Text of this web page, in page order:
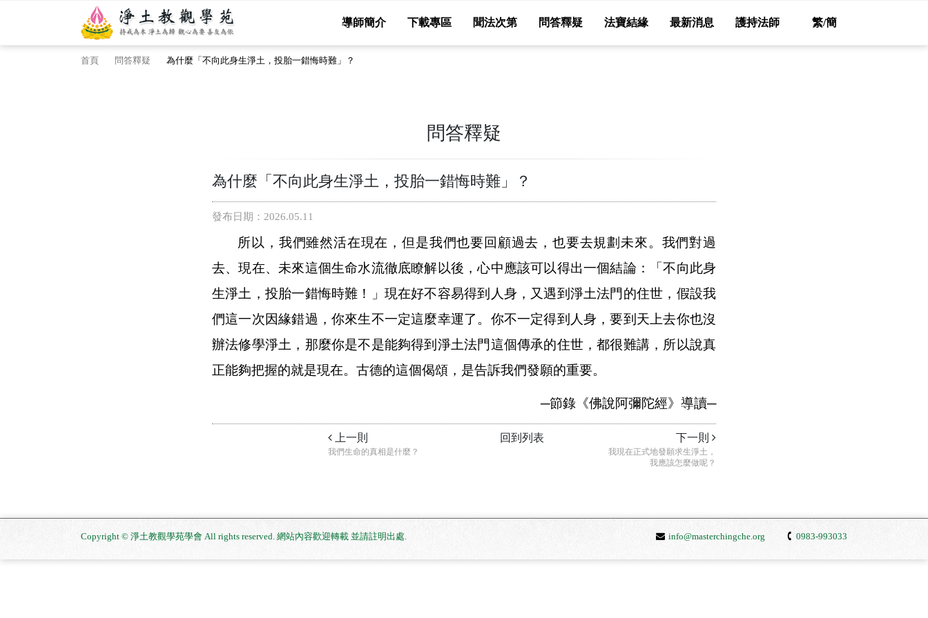
導師簡介 下載專區 聞法次第 問答釋疑 法寶結緣 最新消息 護持法師 繁/簡
首頁 問答釋疑 為什麼「不向此身生淨土，投胎一錯悔時難」？
問答釋疑
為什麼「不向此身生淨土，投胎一錯悔時難」？
發布日期：2026.05.11
所以，我們雖然活在現在，但是我們也要回顧過去，也要去規劃未來。我們對過
去、現在、未來這個生命水流徹底瞭解以後，心中應該可以得出一個結論：「不向此身
生淨土，投胎一錯悔時難！」現在好不容易得到人身，又遇到淨土法門的住世，假設我
們這一次因緣錯過，你來生不一定這麼幸運了。你不一定得到人身，要到天上去你也沒
辦法修學淨土，那麼你是不是能夠得到淨土法門這個傳承的住世，都很難講，所以說真
正能夠把握的就是現在。古德的這個偈頌，是告訴我們發願的重要。
─節錄《佛說阿彌陀經》導讀─
上一則
我們生命的真相是什麼？
回到列表 下一則
我現在正式地發願求生淨土，
我應該怎麼做呢？
Copyright © 淨土教觀學苑學會 All rights reserved. 網站內容歡迎轉載 並請註明出處. info@masterchingche.org 0983-993033